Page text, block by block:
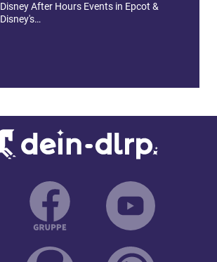
Disney After Hours Events in Epcot &
Disney's…